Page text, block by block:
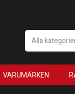
Alla
VARUMÄRKEN